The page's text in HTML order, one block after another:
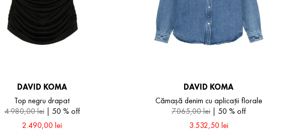
DAVID KOMA
Top negru drapat
4.980,00lei 50 % off
2.490,00 lei
DAVID KOMA
Cămașă denim cu aplicații florale
7.065,00lei 50 % off
3.532,50 lei